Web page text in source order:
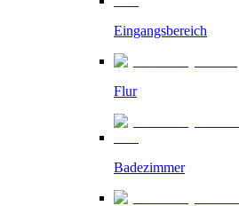
Eingangsbereich
Flur
Badezimmer